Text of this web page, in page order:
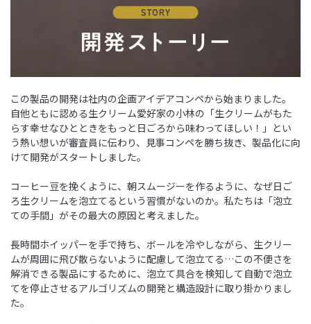
この製品の開発は社内の企画アイデアコンペから始まりました。
自他ともに認める生クリーム愛好家の小林の「生クリームがもた
らす幸せなひとときをもっと日ごろから味わってほしい！」とい
う熱い想いが審査員に伝わり、見事コンペを勝ち抜き、製品化に向
けて開発がスタートしました。
コーヒー豆を挽くように、朝スムージーを作るように、なぜ日ご
ろ生クリームを泡立てるという習慣がないのか。私たちは「泡立
ての手間」がその最大の原因と考えました。
長時間ホイッパーを手で持ち、ボールを冷やしながら、生クリー
ムが周囲に飛び散らないように配慮して泡立てる…この不便さを
解消できる製品にするために、泡立て具合を検知して自動で泡立
てを停止させるアルゴリズムの開発と構造設計に取り掛かりまし
た。